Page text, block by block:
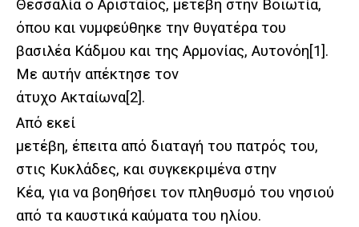
Θεσσαλία ο Αρισταίος, μετέβη στην Βοιωτία,
όπου και νυμφεύθηκε την θυγατέρα του
βασιλέα Κάδμου και της Αρμονίας, Αυτονόη[1].
Με αυτήν απέκτησε τον
άτυχο Ακταίωνα[2].
Από εκεί
μετέβη, έπειτα από διαταγή του πατρός του,
στις Κυκλάδες, και συγκεκριμένα στην
Κέα, για να βοηθήσει τον πληθυσμό του νησιού
από τα καυστικά καύματα του ηλίου.